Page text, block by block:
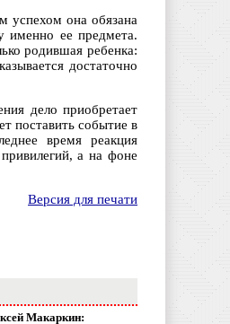
успехом она обязана
именно ее предмета.
родившая ребенка:
достаточно
дело приобретает
поставить событие в
время реакция
а на фоне
Версия для печати
Макаркин: